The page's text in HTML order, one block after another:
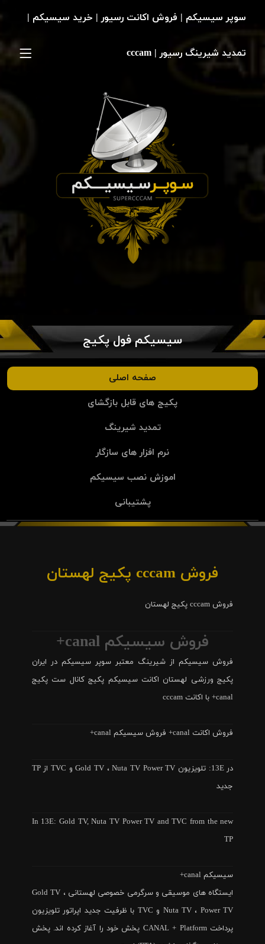
سیسیکم فول پکیج
صفحه اصلی
پکیج های قابل بازگشای
تمدید شیرینگ
نرم افزار های سازگار
اموزش نصب سیسیکم
پشتیبانی
فروش cccam پکیج لهستان
فروش cccam پکیج لهستان
فروش سیسیکم canal+
فروش سیسیکم از شیرینگ معتبر سوپر سیسیکم در ایران
پکیج ورزشی لهستان اکانت سیسیکم پکیج کانال ست پکیج
canal+ با اکانت cccam
فروش اکانت canal+ فروش سیسیکم canal+
در 13E: تلویزیون Gold TV ، Nuta TV Power TV و TVC از TP
جدید
In 13E: Gold TV, Nuta TV Power TV and TVC from the new
TP
سیسیکم canal+
ایستگاه های موسیقی و سرگرمی خصوصی لهستانی Gold TV ،
Nuta TV ، Power TV و TVC با ظرفیت جدید اپراتور تلویزیون
پرداخت CANAL + Platform پخش خود را آغاز کرده اند. پخش
سوپر سیسیکم | فروش اکانت رسیور | خرید سیسیکم |
تمدید شیرینگ رسیور | cccam